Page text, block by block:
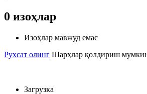
0 изоҳлар
Изоҳлар мавжуд емас
Рухсат олинг Шарҳлар қолдириш
Загрузка